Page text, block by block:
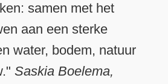
samen met het
aan een sterke
water, bodem, natuur
Saskia Boelema,